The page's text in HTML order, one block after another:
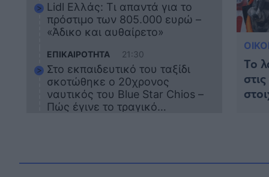
Lidl Ελλάς: Τι απαντά για το
πρόστιμο των 805.000 ευρώ –
«Άδικο και αυθαίρετο»
21:30
ΕΠΙΚΑΙΡΟΤΗΤΑ
Στο εκπαιδευτικό του ταξίδι
σκοτώθηκε ο 20χρονος
ναυτικός του Blue Star Chios –
Πώς έγινε το τραγικό
Το